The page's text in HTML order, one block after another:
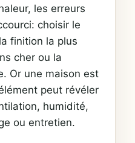
les erreurs
choisir le
finition la plus
cher ou la
Or une maison est
peut révéler
humidité,
ou entretien.